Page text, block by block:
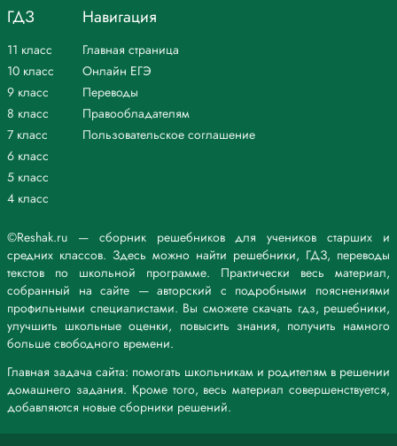
©Reshak.ru — сборник решебников для учеников старших и
средних классов. Здесь можно найти решебники, ГДЗ, переводы
текстов по школьной программе. Практически весь материал,
собранный на сайте — авторский с подробными пояснениями
профильными специалистами. Вы сможете скачать гдз, решебники,
улучшить школьные оценки, повысить знания, получить намного
больше свободного времени.
Главная задача сайта: помогать школьникам и родителям в решении
домашнего задания. Кроме того, весь материал совершенствуется,
добавляются новые сборники решений.
ГДЗ
11 класс
10 класс
9 класс
8 класс
7 класс
6 класс
5 класс
4 класс
Навигация
Главная страница
Онлайн ЕГЭ
Переводы
Правообладателям
Пользовательское соглашение